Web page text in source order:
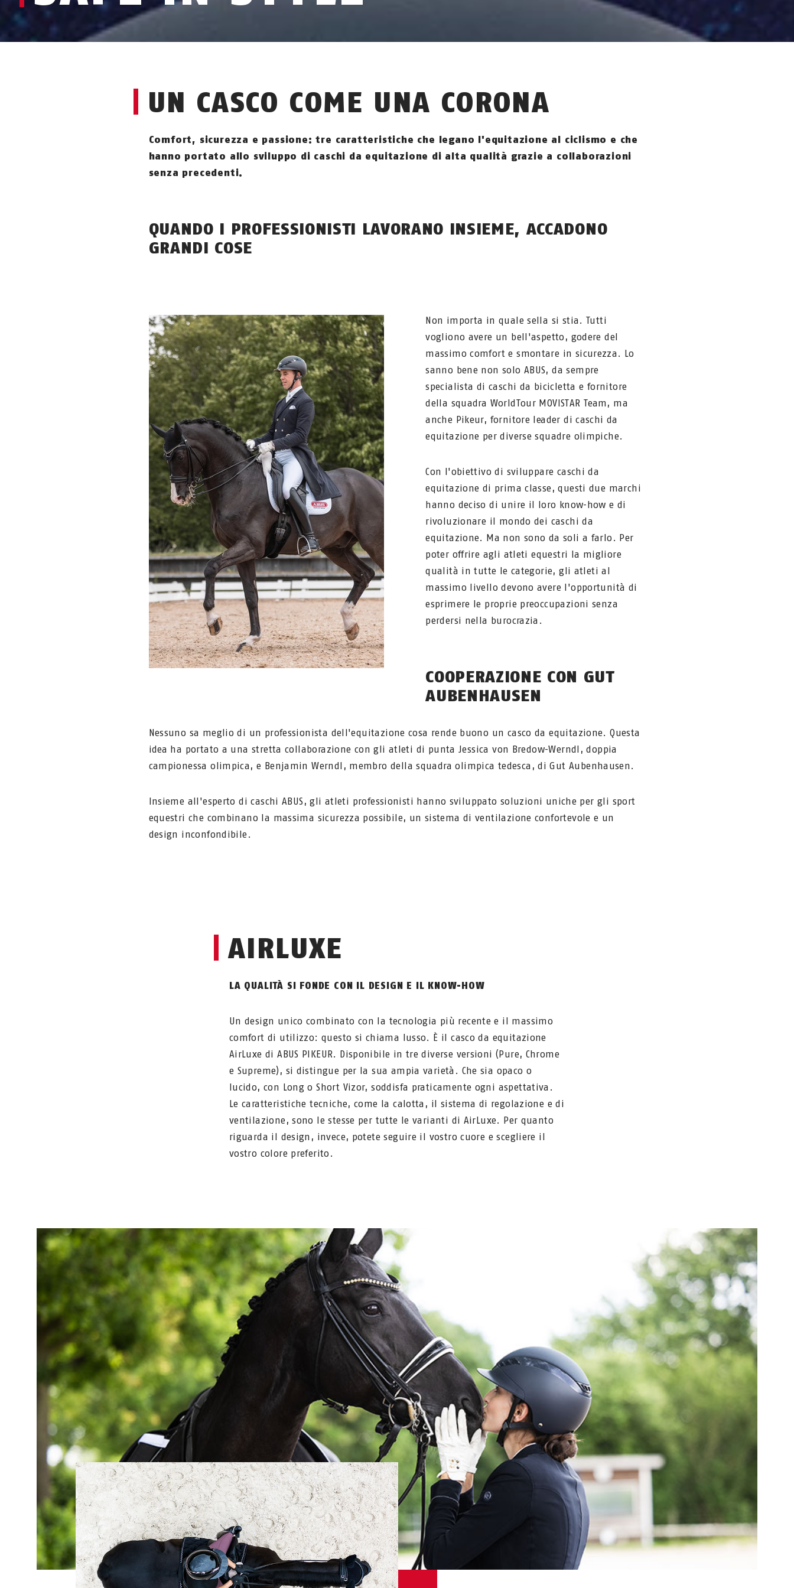
UN CASCO COME UNA CORONA
Comfort, sicurezza e passione: tre caratteristiche che legano l'equitazione al ciclismo e che
hanno portato allo sviluppo di caschi da equitazione di alta qualità grazie a collaborazioni
senza precedenti.
QUANDO I PROFESSIONISTI LAVORANO INSIEME, ACCADONO
GRANDI COSE
Non importa in quale sella si stia. Tutti
vogliono avere un bell'aspetto, godere del
massimo comfort e smontare in sicurezza. Lo
sanno bene non solo ABUS, da sempre
specialista di caschi da bicicletta e fornitore
della squadra WorldTour MOVISTAR Team, ma
anche Pikeur, fornitore leader di caschi da
equitazione per diverse squadre olimpiche.
Con l'obiettivo di sviluppare caschi da
equitazione di prima classe, questi due marchi
hanno deciso di unire il loro know-how e di
rivoluzionare il mondo dei caschi da
equitazione. Ma non sono da soli a farlo. Per
poter offrire agli atleti equestri la migliore
qualità in tutte le categorie, gli atleti al
massimo livello devono avere l'opportunità di
esprimere le proprie preoccupazioni senza
perdersi nella burocrazia.
COOPERAZIONE CON GUT
AUBENHAUSEN
Nessuno sa meglio di un professionista dell'equitazione cosa rende buono un casco da equitazione. Questa
idea ha portato a una stretta collaborazione con gli atleti di punta Jessica von Bredow-Werndl, doppia
campionessa olimpica, e Benjamin Werndl, membro della squadra olimpica tedesca, di Gut Aubenhausen.
Insieme all'esperto di caschi ABUS, gli atleti professionisti hanno sviluppato soluzioni uniche per gli sport
equestri che combinano la massima sicurezza possibile, un sistema di ventilazione confortevole e un
design inconfondibile.
AIRLUXE
LA QUALITÀ SI FONDE CON IL DESIGN E IL KNOW-HOW
Un design unico combinato con la tecnologia più recente e il massimo
comfort di utilizzo: questo si chiama lusso. È il casco da equitazione
AirLuxe di ABUS PIKEUR. Disponibile in tre diverse versioni (Pure, Chrome
e Supreme), si distingue per la sua ampia varietà. Che sia opaco o
lucido, con Long o Short Vizor, soddisfa praticamente ogni aspettativa.
Le caratteristiche tecniche, come la calotta, il sistema di regolazione e di
ventilazione, sono le stesse per tutte le varianti di AirLuxe. Per quanto
riguarda il design, invece, potete seguire il vostro cuore e scegliere il
vostro colore preferito.